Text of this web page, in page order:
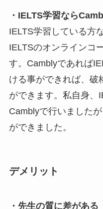
・IELTS学習なら
IELTS学習している方
IELTSのオンラインコ
す。Camblyであれば
ける事ができれば、破
ができます。私自身、
Camblyで行いました
ができました。
デメリット
・先生の質に差がある